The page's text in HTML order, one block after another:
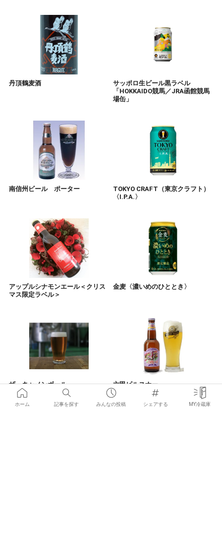
丹頂鶴麦酒
サッポロ生ビール黒ラベル
「HOKKAIDO競馬／JRA函館競馬
場缶」
南信州ビール ポーター
TOKYO CRAFT（東京クラフト）
〈I.P.A.〉
アップルシナモンエール＜クリス
マス限定ラベル＞
金麦〈濃いめのひととき〉
ザ・キャノンボール 六甲ピルスナー
ホーム 記事を探す みんなの投稿 シェアする MY冷蔵庫